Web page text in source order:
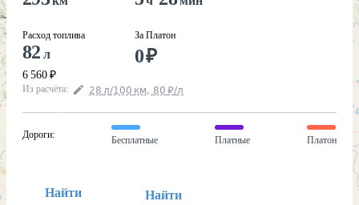
Расход топлива
82 л
6 560 ₽
За Платон
0₽
Из расчёта: 28 л/100 км, 80 ₽/л
Дороги:
Бесплатные Платные Платон
Найти Найти